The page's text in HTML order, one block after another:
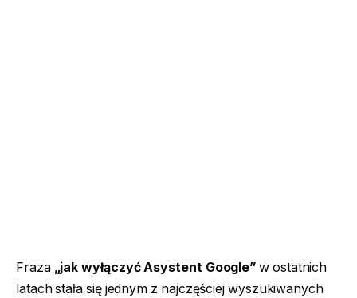
Fraza „jak wyłączyć Asystent Google” w ostatnich
latach stała się jednym z najczęściej wyszukiwanych